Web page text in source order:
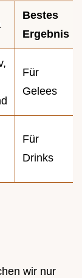
Bestes
Ergebnis
Für
Gelees
Für
Drinks
wir nur